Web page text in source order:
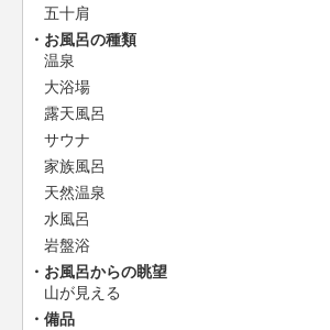
五十肩
お風呂の種類
温泉
大浴場
露天風呂
サウナ
家族風呂
天然温泉
水風呂
岩盤浴
お風呂からの眺望
山が見える
備品